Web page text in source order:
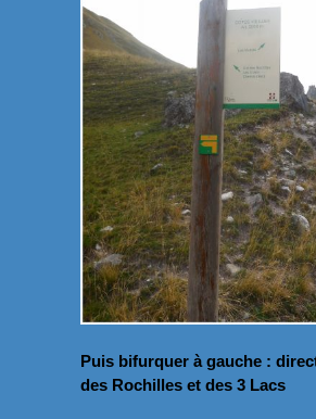
Puis bifurquer à gauche :
des Rochilles et des 3 Lacs